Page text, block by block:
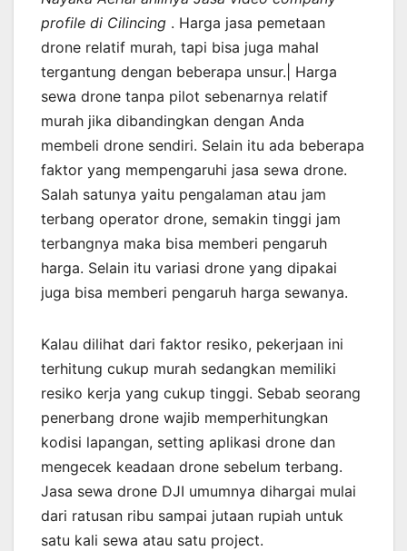
profile di Cilincing . Harga jasa pemetaan
drone relatif murah, tapi bisa juga mahal
tergantung dengan beberapa unsur.| Harga
sewa drone tanpa pilot sebenarnya relatif
murah jika dibandingkan dengan Anda
membeli drone sendiri. Selain itu ada beberapa
faktor yang mempengaruhi jasa sewa drone.
Salah satunya yaitu pengalaman atau jam
terbang operator drone, semakin tinggi jam
terbangnya maka bisa memberi pengaruh
harga. Selain itu variasi drone yang dipakai
juga bisa memberi pengaruh harga sewanya.
Kalau dilihat dari faktor resiko, pekerjaan ini
terhitung cukup murah sedangkan memiliki
resiko kerja yang cukup tinggi. Sebab seorang
penerbang drone wajib memperhitungkan
kodisi lapangan, setting aplikasi drone dan
mengecek keadaan drone sebelum terbang.
Jasa sewa drone DJI umumnya dihargai mulai
dari ratusan ribu sampai jutaan rupiah untuk
satu kali sewa atau satu project.